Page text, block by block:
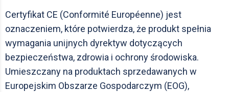
Certyfikat CE (Conformité Européenne) jest
oznaczeniem, które potwierdza, że produkt spełnia
wymagania unijnych dyrektyw dotyczących
bezpieczeństwa, zdrowia i ochrony środowiska.
Umieszczany na produktach sprzedawanych w
Europejskim Obszarze Gospodarczym (EOG),